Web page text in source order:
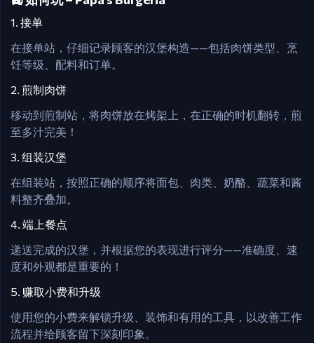
1. 接单
在接单站，仔细记录顾客的汉堡构造——包括肉饼类型、烹
饪等级、配料和订单。
2. 煎制肉饼
移动到煎制站，将肉饼放在烤架上，在正确的时机翻转，煎
至多汁完美！
3. 组装汉堡
在组装站，按照正确的顺序将面包、肉类、奶酪、蔬菜和酱
料整齐叠加。
4. 端上餐点
递送完成的汉堡，并根据您的表现进行评分——准确度、速
度和外观都是重要的！
5. 赚取小费和升级
使用您的小费来解锁升级、装饰和有用的工具，以改善工作
流程并给顾客留下深刻印象。